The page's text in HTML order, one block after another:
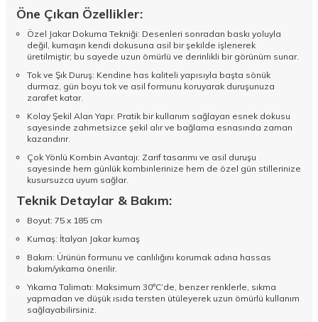
Öne Çıkan Özellikler:
Özel Jakar Dokuma Tekniği: Desenleri sonradan baskı yoluyla
değil, kumaşın kendi dokusuna asil bir şekilde işlenerek
üretilmiştir; bu sayede uzun ömürlü ve derinlikli bir görünüm sunar.
Tok ve Şık Duruş: Kendine has kaliteli yapısıyla başta sönük
durmaz, gün boyu tok ve asil formunu koruyarak duruşunuza
zarafet katar.
Kolay Şekil Alan Yapı: Pratik bir kullanım sağlayan esnek dokusu
sayesinde zahmetsizce şekil alır ve bağlama esnasında zaman
kazandırır.
Çok Yönlü Kombin Avantajı: Zarif tasarımı ve asil duruşu
sayesinde hem günlük kombinlerinize hem de özel gün stillerinize
kusursuzca uyum sağlar.
Teknik Detaylar & Bakım:
Boyut: 75 x 185 cm
Kumaş: İtalyan Jakar kumaş
Bakım: Ürünün formunu ve canlılığını korumak adına hassas
bakım/yıkama önerilir.
Yıkama Talimatı: Maksimum 30°C’de, benzer renklerle, sıkma
yapmadan ve düşük ısıda tersten ütüleyerek uzun ömürlü kullanım
sağlayabilirsiniz.